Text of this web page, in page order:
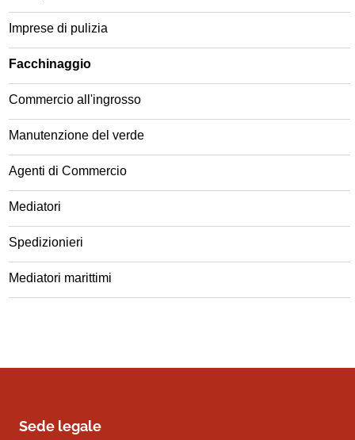
Imprese di pulizia
Facchinaggio
Commercio all'ingrosso
Manutenzione del verde
Agenti di Commercio
Mediatori
Spedizionieri
Mediatori marittimi
Sede legale